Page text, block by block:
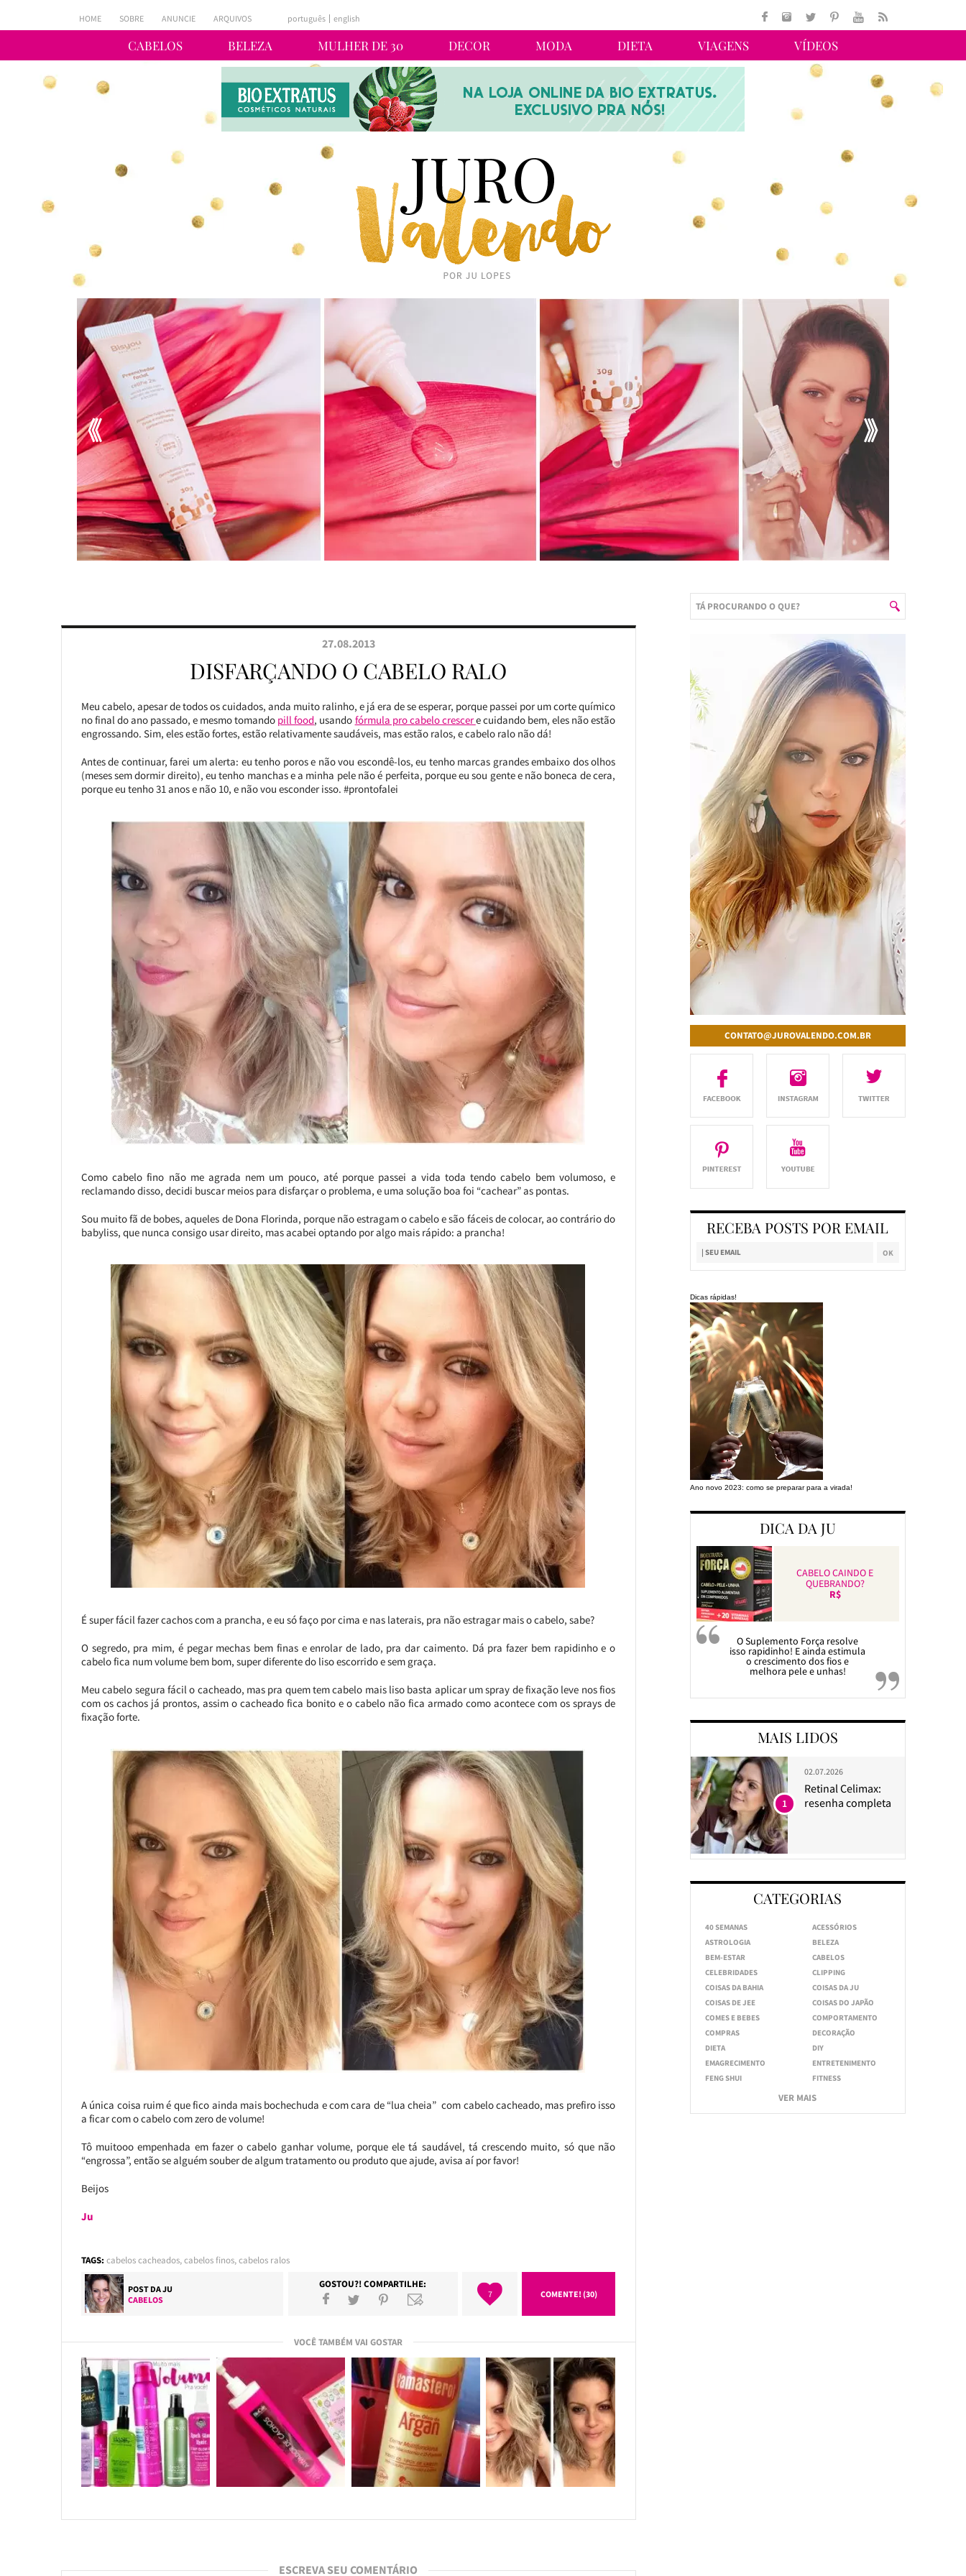
CABELOS BELEZA MULHER DE 30 DECOR MODA DIETA VIAGENS VÍDEOS
HOME SOBRE ANUNCIE ARQUIVOS português english
27.08.2013
DISFARÇANDO O CABELO RALO
Meu cabelo, apesar de todos os cuidados, anda muito ralinho, e já era de se esperar, porque passei por um corte químico
no final do ano passado, e mesmo tomando pill food, usando fórmula pro cabelo crescere cuidando bem, eles não estão
engrossando. Sim, eles estão fortes, estão relativamente saudáveis, mas estão ralos, e cabelo ralo não dá!
Antes de continuar, farei um alerta: eu tenho poros e não vou escondê-los, eu tenho marcas grandes embaixo dos olhos
(meses sem dormir direito), eu tenho manchas e a minha pele não é perfeita, porque eu sou gente e não boneca de cera,
porque eu tenho 31 anos e não 10, e não vou esconder isso. #prontofalei
Como cabelo fino não me agrada nem um pouco, até porque passei a vida toda tendo cabelo bem volumoso, e
reclamando disso, decidi buscar meios para disfarçar o problema, e uma solução boa foi “cachear” as pontas.
Sou muito fã de bobes, aqueles de Dona Florinda, porque não estragam o cabelo e são fáceis de colocar, ao contrário do
babyliss, que nunca consigo usar direito, mas acabei optando por algo mais rápido: a prancha!
É super fácil fazer cachos com a prancha, e eu só faço por cima e nas laterais, pra não estragar mais o cabelo, sabe?
O segredo, pra mim, é pegar mechas bem finas e enrolar de lado, pra dar caimento. Dá pra fazer bem rapidinho e o
cabelo fica num volume bem bom, super diferente do liso escorrido e sem graça.
Meu cabelo segura fácil o cacheado, mas pra quem tem cabelo mais liso basta aplicar um spray de fixação leve nos fios
com os cachos já prontos, assim o cacheado fica bonito e o cabelo não fica armado como acontece com os sprays de
fixação forte.
A única coisa ruim é que fico ainda mais bochechuda e com cara de “lua cheia” com cabelo cacheado, mas prefiro isso
a ficar com o cabelo com zero de volume!
Tô muitooo empenhada em fazer o cabelo ganhar volume, porque ele tá saudável, tá crescendo muito, só que não
“engrossa”, então se alguém souber de algum tratamento ou produto que ajude, avisa aí por favor!
Beijos
Ju
TAGS: cabelos cacheados,cabelos finos,cabelos ralos
POST DAJU
CABELOS
GOSTOU?! COMPARTILHE:
7 COMENTE! (30)
VOCÊ TAMBÉM VAI GOSTAR
ESCREVA SEU COMENTÁRIO
CONTATO@JUROVALENDO.COM.BR
RECEBA POSTS POR EMAIL
Dicas rápidas!
Ano novo 2023: como se preparar para a virada!
DICA DA JU
CABELO CAINDO E
QUEBRANDO?
R$
O Suplemento Força resolve
isso rapidinho! E ainda estimula
o crescimento dos fios e
melhora pele e unhas!
MAIS LIDOS
02.07.2026
Retinal Celimax:
resenha completa
1
CATEGORIAS
40 SEMANAS
ACESSÓRIOS
ASTROLOGIA
BELEZA
BEM-ESTAR
CABELOS
CELEBRIDADES
CLIPPING
COISAS DA BAHIA
COISAS DA JU
COISAS DE JEE
COISAS DO JAPÃO
COMES E BEBES
COMPORTAMENTO
COMPRAS
DECORAÇÃO
DIETA
DIY
EMAGRECIMENTO
ENTRETENIMENTO
FENG SHUI
FITNESS
VER MAIS